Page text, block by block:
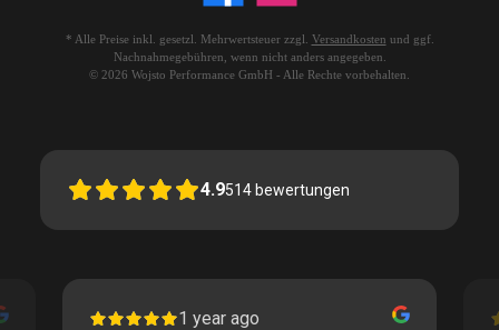
* Alle Preise inkl. gesetzl. Mehrwertsteuer zzgl. Versandkosten und ggf.
Nachnahmegebühren, wenn nicht anders angegeben.
© 2026 Wojsto Performance GmbH - Alle Rechte vorbehalten.
4.9514 bewertungen
1 year ago